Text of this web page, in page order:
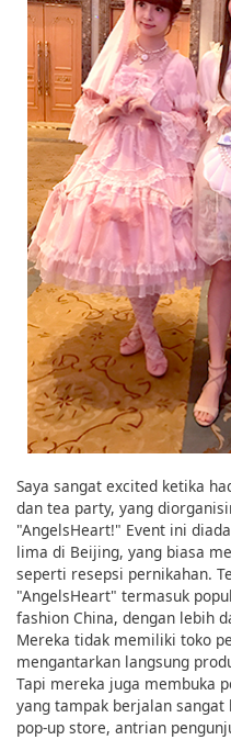
Saya sangat excited ketika
dan tea party, yang
"AngelsHeart!" Event ini
lima di Beijing, yang biasa
seperti resepsi pernikahan.
"AngelsHeart" termasuk
fashion China, dengan lebih
Mereka tidak memiliki toko
mengantarkan langsung
Tapi mereka juga membuka
yang tampak berjalan
pop-up store, antrian